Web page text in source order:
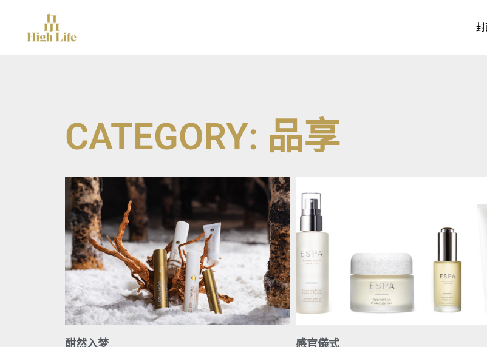
CATEGORY: 品享
酣然入梦 感官儀式